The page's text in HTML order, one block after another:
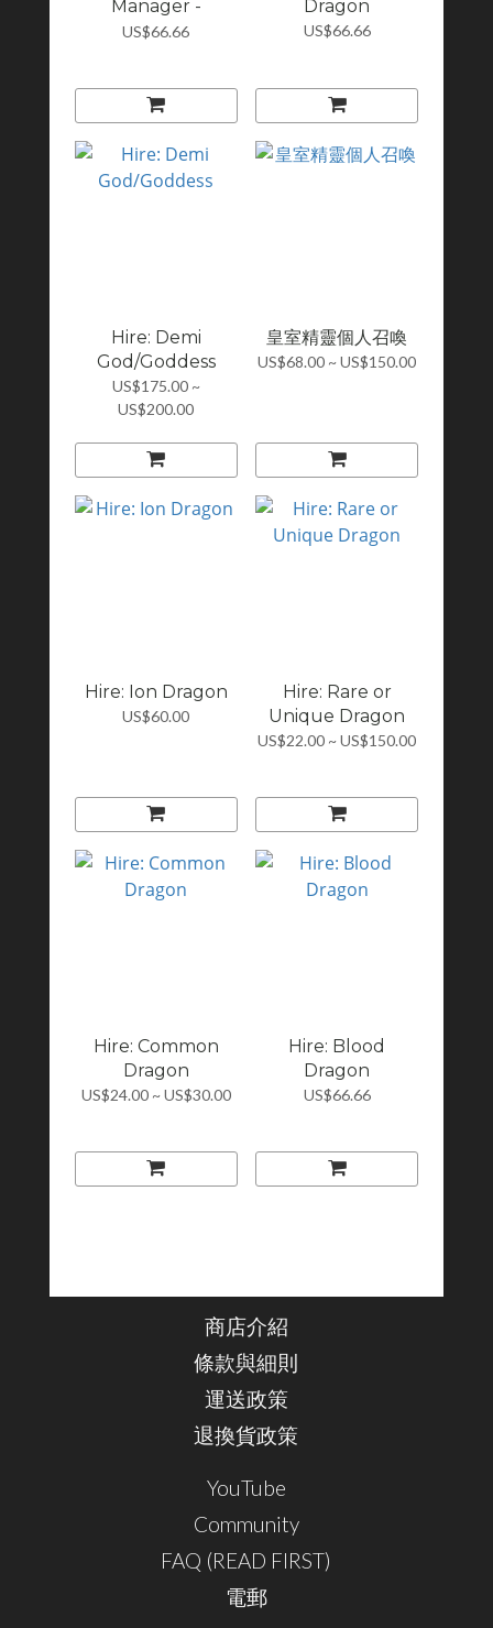
Manager -
Hugita...
US$66.66
Dragon
US$66.66
Hire: Demi
God/Goddess
US$175.00 ~
US$200.00
皇室精靈個人召喚
US$68.00 ~ US$150.00
Hire: Ion Dragon
US$60.00
Hire: Rare or
Unique Dragon
US$22.00 ~ US$150.00
Hire: Common
Dragon
US$24.00 ~ US$30.00
Hire: Blood
Dragon
US$66.66
商店介紹
條款與細則
運送政策
退換貨政策
YouTube
Community
FAQ (READ FIRST)
電郵